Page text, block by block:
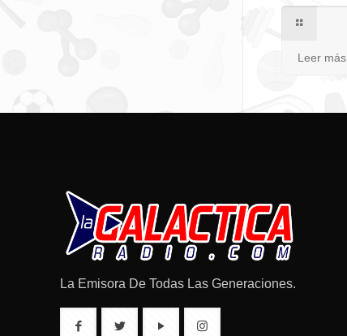
Leer más
La Emisora De Todas Las Generaciones.